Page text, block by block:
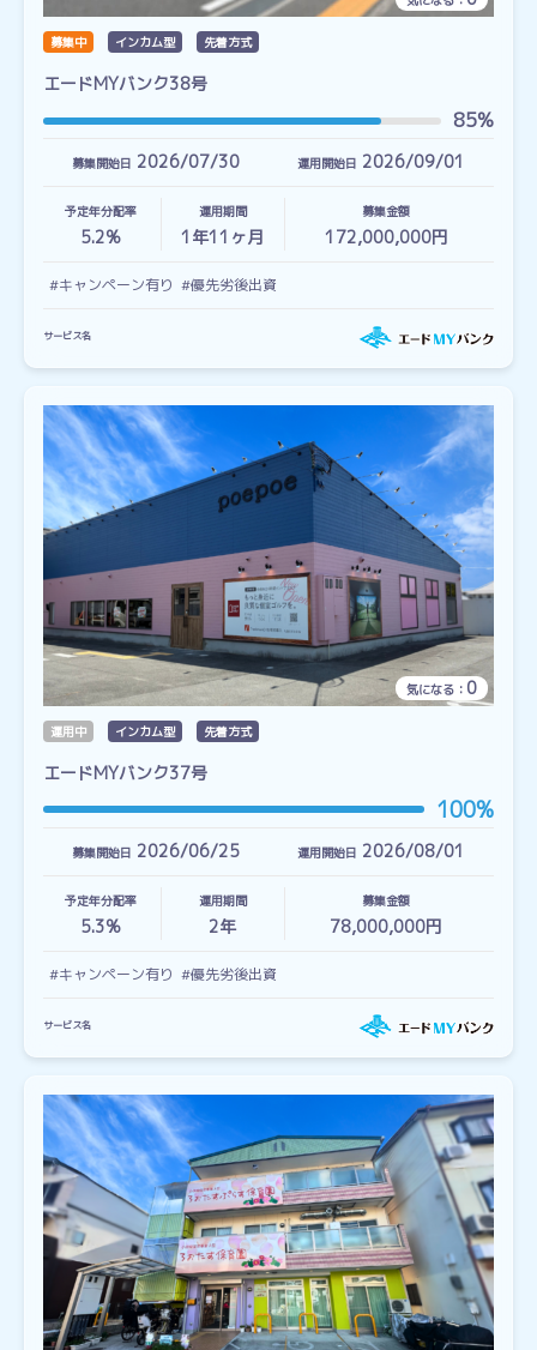
募集中 インカム型 先着方式
エードMYバンク38号
85%
募集開始日 2026/07/30 運用開始日 2026/09/01
予定年分配率
5.2%
運用期間
1 年11 ヶ月
募集金額
172,000,000円
#キャンペーン有り #優先劣後出資
サービス名
気になる： 0
運用中 インカム型 先着方式
エードMYバンク37号
100%
募集開始日 2026/06/25 運用開始日 2026/08/01
予定年分配率
5.3%
運用期間
2年
募集金額
78,000,000円
#キャンペーン有り #優先劣後出資
サービス名